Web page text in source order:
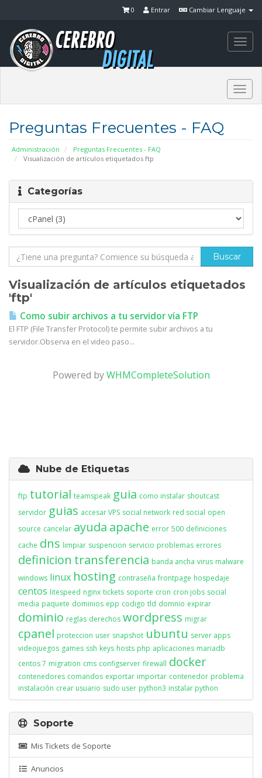
Cambiar Lenguaje
Entrar
0
Preguntas Frecuentes - FAQ
Administración
Preguntas Frecuentes - FAQ
Visualización de artículos etiquetados ftp
Categorías
Visualización de artículos etiquetados
'ftp'
Como subir archivos a tu servidor vía FTP
El FTP (File Transfer Protocol) te permite subir archivos a tu
servidor.Observa en el video paso...
Powered byWHMCompleteSolution
Nube de Etiquetas
ftp tutorial teamspeak guia como instalar shoutcast
servidor guias accesar VPS social network red social open
source cancelar ayuda apache error 500 definiciones
cache dns limpiar suspencion servicio problemas errores
definicion transferencia banda ancha virus malware
windows linux hosting contraseña frontpage hospedaje
centos litespeed nginx tickets soporte cron cron jobs social
media paquete dominios epp codigo tld domnio expirar
dominio reglas derechos wordpress migrar
cpanel proteccion user snapshot ubuntu server apps
videojuegos games ssh keys hosts php aplicaciones mariadb
centos 7 migration cms configserver firewall docker
contenedores comandos exportar importar contenedor problema
instalación crear usuario sudo user python3 instalar python
Soporte
Mis Tickets de Soporte
Anuncios